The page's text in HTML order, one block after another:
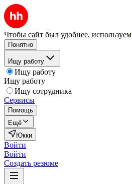
Чтобы сайт был удобнее, используем
Понятно
Ищу работу
Ищу работу
Ищу работу
Ищу сотрудника
Сервисы
Помощь
Ещё
Юкки
Войти
Войти
Создать резюме